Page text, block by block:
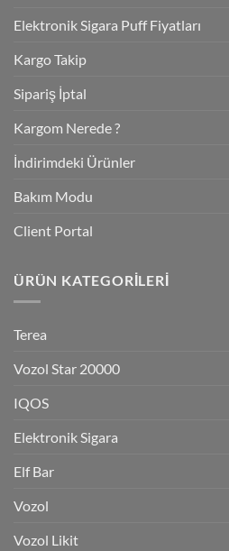
Elektronik Sigara Puff Fiyatları
Kargo Takip
Sipariş İptal
Kargom Nerede ?
İndirimdeki Ürünler
Bakım Modu
Client Portal
ÜRÜN KATEGORILERI
Terea
Vozol Star 20000
IQOS
Elektronik Sigara
Elf Bar
Vozol
Vozol Likit